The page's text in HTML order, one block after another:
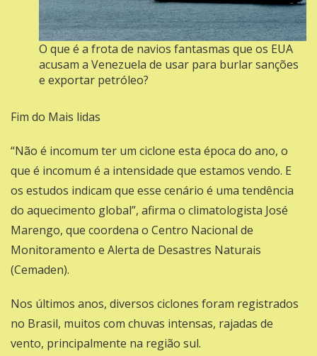
O que é a frota de navios fantasmas que os EUA
acusam a Venezuela de usar para burlar sanções
e exportar petróleo?
Fim do Mais lidas
“Não é incomum ter um ciclone esta época do ano, o
que é incomum é a intensidade que estamos vendo. E
os estudos indicam que esse cenário é uma tendência
do aquecimento global”, afirma o climatologista José
Marengo, que coordena o Centro Nacional de
Monitoramento e Alerta de Desastres Naturais
(Cemaden).
Nos últimos anos, diversos ciclones foram registrados
no Brasil, muitos com chuvas intensas, rajadas de
vento, principalmente na região sul.